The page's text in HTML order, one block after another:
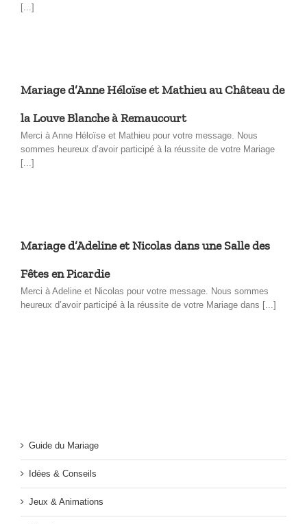
[...]
Mariage d’Anne Héloïse et Mathieu au Château de
la Louve Blanche à Remaucourt
Merci à Anne Héloïse et Mathieu pour votre message. Nous
sommes heureux d’avoir participé à la réussite de votre Mariage
[...]
Mariage d’Adeline et Nicolas dans une Salle des
Fêtes en Picardie
Merci à Adeline et Nicolas pour votre message. Nous sommes
heureux d’avoir participé à la réussite de votre Mariage dans [...]
Guide du Mariage
Idées & Conseils
Jeux & Animations